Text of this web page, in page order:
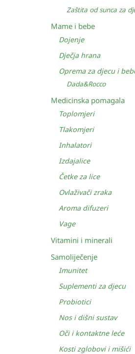
Zaštita od sunca za
Mame i bebe
Dojenje
Dječja hrana
Oprema za djecu i
Dada&Rocco
Medicinska pomagala
Toplomjeri
Tlakomjeri
Inhalatori
Izdajalice
Četke za lice
Ovlaživači zraka
Aroma difuzeri
Vage
Vitamini i minerali
Samoliječenje
Imunitet
Suplementi za djecu
Probiotici
Nos i dišni sustav
Oči i kontaktne leće
Kosti zglobovi i mišići